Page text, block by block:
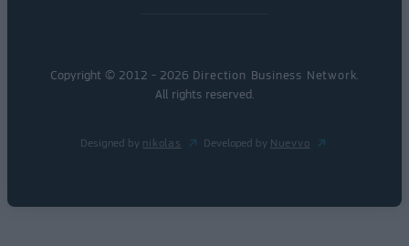
Copyright © 2012 - 2026 Direction Business Network.
All rights reserved.
Designed by nikolas Developed by Nuevvo